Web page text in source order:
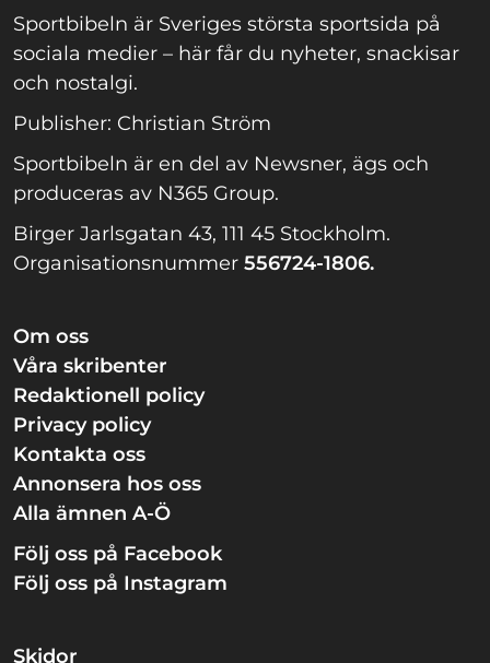
Sportbibeln är Sveriges största sportsida på
sociala medier – här får du nyheter, snackisar
och nostalgi.
Publisher: Christian Ström
Sportbibeln är en del av Newsner, ägs och
produceras av N365 Group.
Birger Jarlsgatan 43, 111 45 Stockholm.
Organisationsnummer 556724-1806.
Om oss
Våra skribenter
Redaktionell policy
Privacy policy
Kontakta oss
Annonsera hos oss
Alla ämnen A-Ö
Följ oss på Facebook
Följ oss på Instagram
Skidor